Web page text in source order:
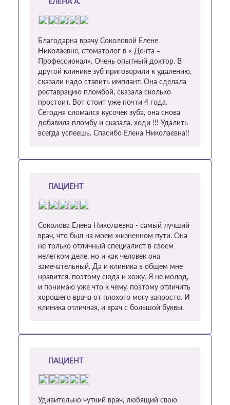
Благодарна врачу Соколовой Елене
Николаевне, стоматолог в « Дента –
Профессионал». Очень опытный доктор. В
другой клинике зуб приговорили к удалению,
сказали надо ставить имплант. Она сделала
реставрацию пломбой, сказала сколько
простоит. Вот стоит уже почти 4 года.
Сегодня сломался кусочек зуба, она снова
добавила пломбу и сказала, ходи !!! Удалить
всегда успеешь. Спасибо Елена Николаевна!!
ПАЦИЕНТ
Соколова Елена Николаевна - самый лучший
врач, что был на моем жизненном пути. Она
не только отличный специалист в своем
нелегком деле, но и как человек она
замечательный. Да и клиника в общем мне
нравится, поэтому сюда и хожу. Я не молод,
и понимаю уже что к чему, поэтому отличить
хорошего врача от плохого могу запросто. И
клиника отличная, и врач с большой буквы.
ПАЦИЕНТ
Удивительно чуткий врач, любящий свою